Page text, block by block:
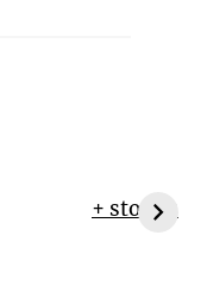
+ stories